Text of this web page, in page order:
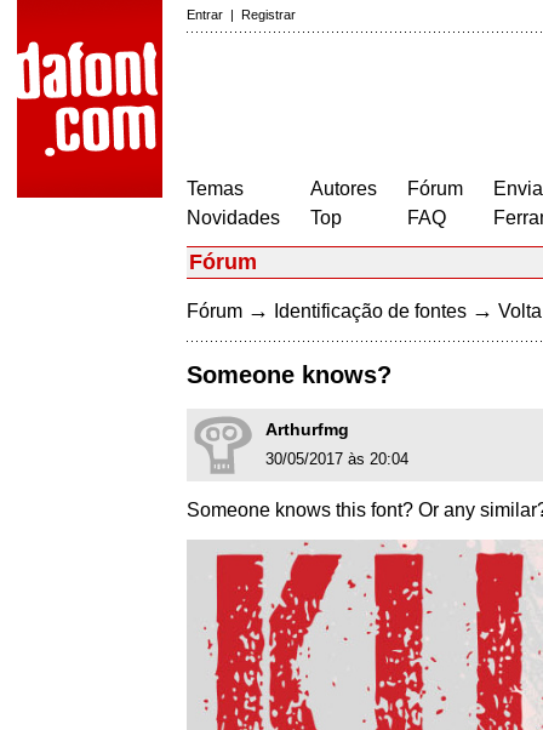
Entrar | Registrar
Temas
Novidades
Autores
Top
Fórum
FAQ
Fórum
Fórum → Identificação de fontes →
Someone knows?
Arthurfmg
30/05/2017 às 20:04
Someone knows this font? Or any